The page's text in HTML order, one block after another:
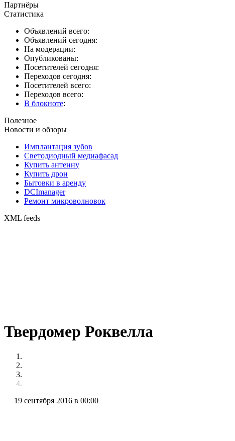
Партнёры
Статистика
Объявлений всего:
Объявлений сегодня:
На модерации:
Опубликованы:
Посетителей сегодня:
Переходов сегодня:
Посетителей всего:
Переходов всего:
В блокноте:
Полезное
Новости и обзоры
Имплантация зубов
Светодиодный медиафасад
Купить антенну
Купить дрон
Бытовки в аренду
DCImanager
Ремонт микроволновок
XML feeds
Твердомер Роквелла
19 сентября 2016 в 00:00